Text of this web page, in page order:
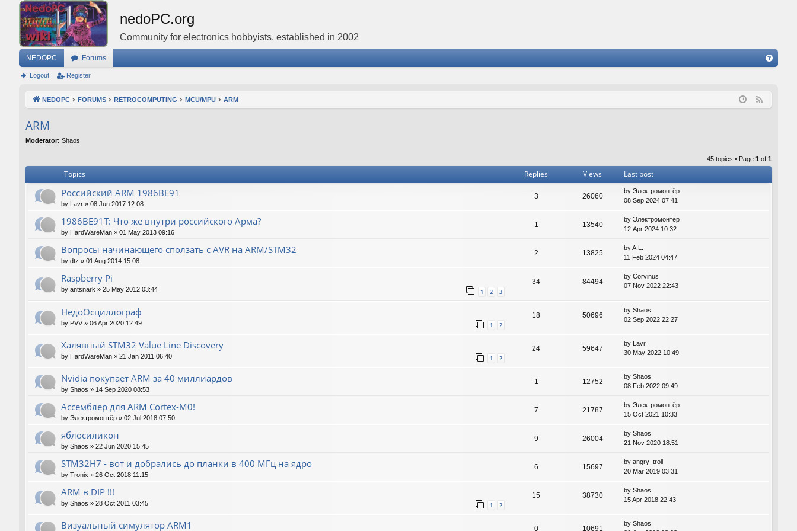
nedoPC.org
Community for electronics hobbyists, established in 2002
NEDOPC Forums
Q
Logout Register
NEDOPC FORUMS RETROCOMPUTING MCU/MPU ARM
ARM
Moderator: Shaos
45 topics • Page 1 of 1
Topics Replies Views Last post
Российский ARM 1986ВЕ91
by Lavr » 08 Jun 2017 12:08
3 26060
by Электромонтёр
08 Sep 2024 07:41
1986ВЕ91Т: Что же внутри российского Арма?
by HardWareMan » 01 May 2013 09:16
1 13540
by Электромонтёр
12 Apr 2024 10:32
Вопросы начинающего сползать с AVR на ARM/STM32
by dtz » 01 Aug 2014 15:08
2 13825
byA.L.
11 Feb 2024 04:47
Raspberry Pi
by antsnark » 25 May 2012 03:44 1 2 3
34 84494
by Corvinus
07 Nov 2022 22:43
НедоОсциллограф
by PVV » 06 Apr 2020 12:49 1 2
18 50696
by Shaos
02 Sep 2022 22:27
Халявный STM32 Value Line Discovery
by HardWareMan » 21 Jan 2011 06:40 1 2
24 59647
by Lavr
30 May 2022 10:49
Nvidia покупает ARM за 40 миллиардов
by Shaos » 14 Sep 2020 08:53
1 12752
by Shaos
08 Feb 2022 09:49
Ассемблер для ARM Cortex-M0!
by Электромонтёр » 02 Jul 2018 07:50
7 21787
by Электромонтёр
15 Oct 2021 10:33
яблосиликон
by Shaos » 22 Jun 2020 15:45
9 26004
by Shaos
21 Nov 2020 18:51
STM32H7 - вот и добрались до планки в 400 МГц на ядро
by Tronix » 26 Oct 2018 11:15
6 15697
by angry_troll
20 Mar 2019 03:31
ARM в DIP !!!
by Shaos » 28 Oct 2011 03:45 1 2
15 38730
by Shaos
15 Apr 2018 22:43
Визуальный симулятор ARM1 0 10691
by Shaos